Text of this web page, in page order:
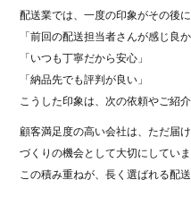
配送業では、一度の印象がその後
「前回の配送担当者さんが感じ良か
「いつも丁寧だから安心」
「納品先でも評判が良い」
こうした印象は、次の依頼やご紹
顧客満足度の高い会社は、ただ届
づくりの機会として大切にしていま
この積み重ねが、長く選ばれる配